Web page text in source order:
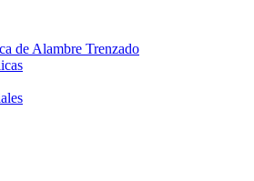
de Alambre Trenzado